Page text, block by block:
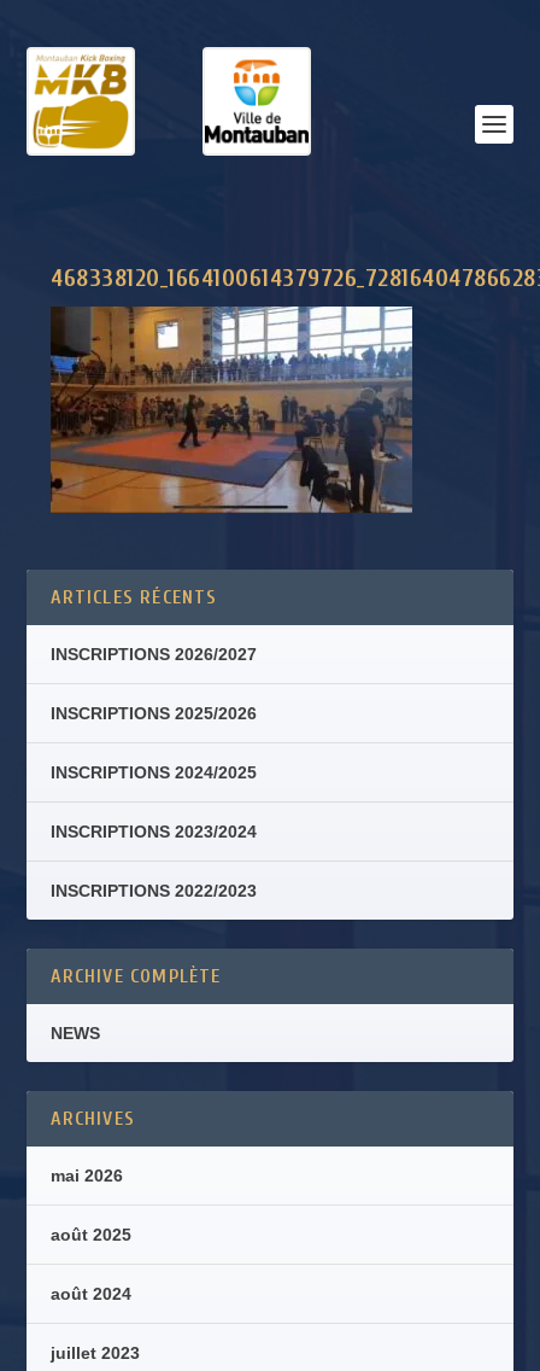
ARTICLES RÉCENTS
INSCRIPTIONS 2026/2027
INSCRIPTIONS 2025/2026
INSCRIPTIONS 2024/2025
INSCRIPTIONS 2023/2024
INSCRIPTIONS 2022/2023
ARCHIVE COMPLÈTE
NEWS
ARCHIVES
mai 2026
août 2025
août 2024
juillet 2023